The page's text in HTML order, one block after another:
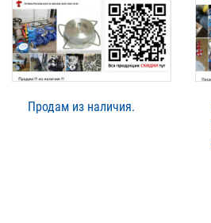
Продам из наличия.